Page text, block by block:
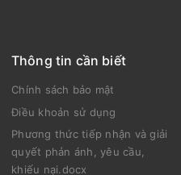
Thông tin cần biết
Chính sách bảo mật
Điều khoản sử dụng
Phương thức tiếp nhận và giải
quyết phản ánh, yêu cầu,
khiếu nại.docx